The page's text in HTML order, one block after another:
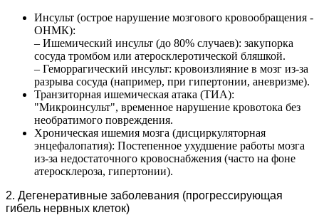
Инсульт (острое нарушение мозгового кровообращения -
ОНМК):
– Ишемический инсульт (до 80% случаев): закупорка
сосуда тромбом или атеросклеротической бляшкой.
– Геморрагический инсульт: кровоизлияние в мозг из-за
разрыва сосуда (например, при гипертонии, аневризме).
Транзиторная ишемическая атака (ТИА):
"Микроинсульт", временное нарушение кровотока без
необратимого повреждения.
Хроническая ишемия мозга (дисциркуляторная
энцефалопатия): Постепенное ухудшение работы мозга
из-за недостаточного кровоснабжения (часто на фоне
атеросклероза, гипертонии).
2. Дегенеративные заболевания (прогрессирующая
гибель нервных клеток)